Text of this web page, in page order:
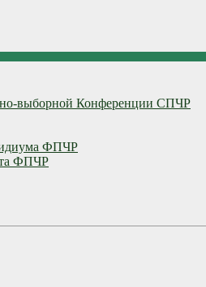
выборной Конференции СПЧР
ФПЧР
ФПЧР